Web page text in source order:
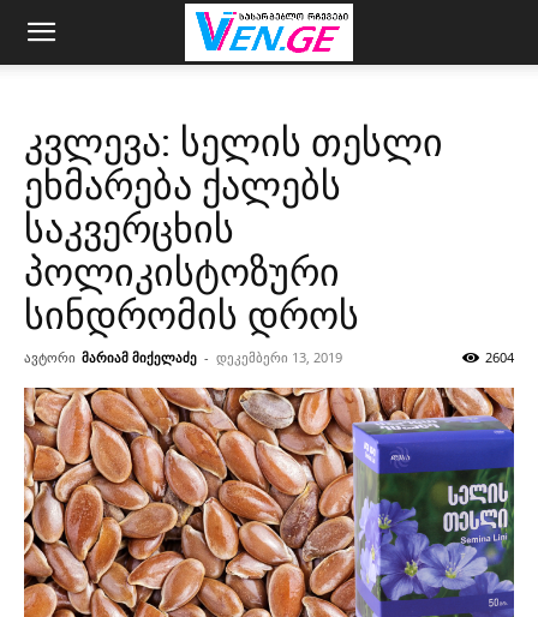
კვლევა: სელის თესლი
ეხმარება ქალებს
საკვერცხის
პოლიკისტოზური
სინდრომის დროს
ავტორი მარიამ მიქელაძე - დეკემბერი 13, 2019 2604